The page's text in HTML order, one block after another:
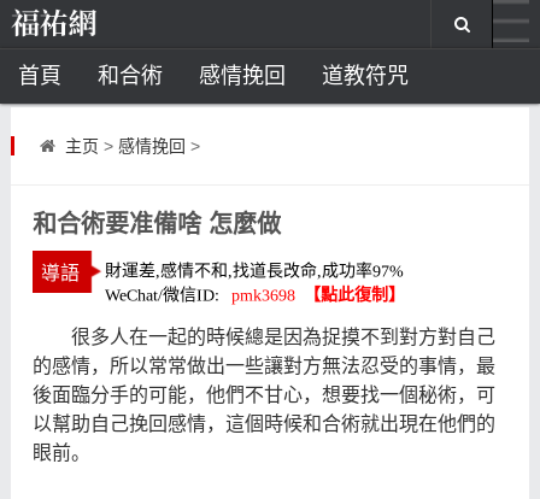
首頁 和合術 感情挽回 道教符咒
道教法事
風水
白羊座 水瓶座 摩羯座 射手座
塔羅牌
主页 > 感情挽回 >
和合術要准備啥 怎麼做
很多人在一起的時候總是因為捉摸不到對方對自己
的感情，所以常常做出一些讓對方無法忍受的事情，最
後面臨分手的可能，他們不甘心，想要找一個秘術，可
以幫助自己挽回感情，這個時候和合術就出現在他們的
眼前。